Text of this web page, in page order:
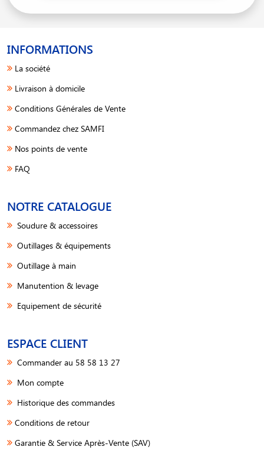
INFORMATIONS
La société
Livraison à domicile
Conditions Générales de Vente
Commandez chez SAMFI
Nos points de vente
FAQ
NOTRE CATALOGUE
Soudure & accessoires
Outillages & équipements
Outillage à main
Manutention & levage
Equipement de sécurité
ESPACE CLIENT
Commander au 58 58 13 27
Mon compte
Historique des commandes
Conditions de retour
Garantie & Service Après-Vente (SAV)